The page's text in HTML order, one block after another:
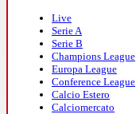
Live
Serie A
Serie B
Champions League
Europa League
Conference League
Calcio Estero
Calciomercato